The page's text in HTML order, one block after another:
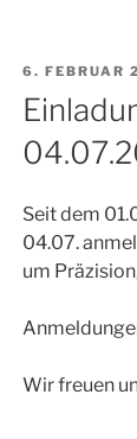
AM
6. FEBRUAR
Seit dem
04.07.
um
Wir freuen